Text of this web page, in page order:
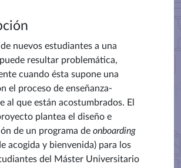
de nuevos estudiantes a una
resultar problemática,
cuando ésta supone una
el proceso de enseñanza-
al que están acostumbrados. El
plantea el diseño e
de un programa de onboarding
acogida y bienvenida) para los
del Máster Universitario